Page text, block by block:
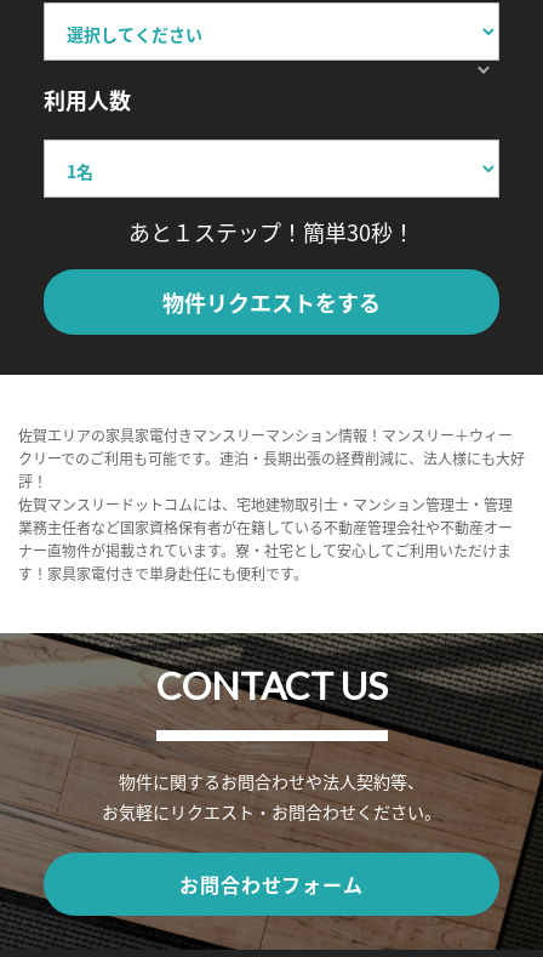
利用人数
あと１ステップ！簡単30秒！
物件リクエストをする
佐賀エリアの家具家電付きマンスリーマンション情報！マンスリー＋ウィー
クリーでのご利用も可能です。連泊・長期出張の経費削減に、法人様にも大好
評！
佐賀マンスリードットコムには、宅地建物取引士・マンション管理士・管理
業務主任者など国家資格保有者が在籍している不動産管理会社や不動産オー
ナー直物件が掲載されています。寮・社宅として安心してご利用いただけま
す！家具家電付きで単身赴任にも便利です。
CONTACT US
物件に関するお問合わせや法人契約等、
お気軽にリクエスト・お問合わせください。
お問合わせフォーム